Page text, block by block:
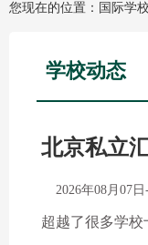
您现在的位置：国际学
学校动态
北京私立
2026年08月07日
超越了很多学